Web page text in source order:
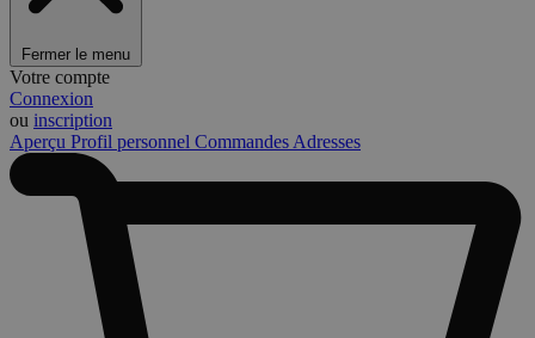
Fermer le menu
Votre compte
Connexion
ou inscription
Aperçu Profil personnel Commandes Adresses